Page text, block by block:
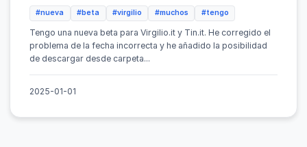
#nueva #beta #virgilio #muchos #tengo
Tengo una nueva beta para Virgilio.it y Tin.it. He corregido el
problema de la fecha incorrecta y he añadido la posibilidad
de descargar desde carpeta...
2025-01-01